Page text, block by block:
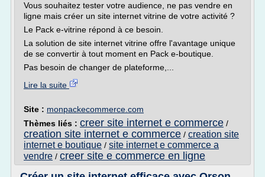
Vous souhaitez tester votre audience, ne pas vendre en
ligne mais créer un site internet vitrine de votre activité ?
Le Pack e-vitrine répond à ce besoin.
La solution de site internet vitrine offre l'avantage unique
de se convertir à tout moment en Pack e-boutique.
Pas besoin de changer de plateforme,...
Lire la suite
Site : monpackecommerce.com
Thèmes liés : creer site internet e commerce /
creation site internet e commerce / creation site
internet e boutique / site internet e commerce a
vendre / creer site e commerce en ligne